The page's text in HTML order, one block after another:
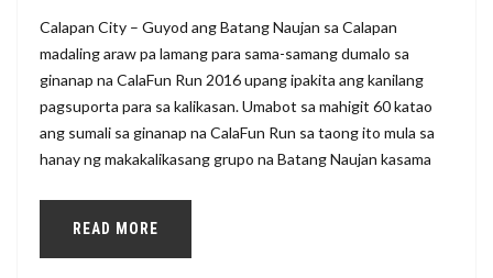
Calapan City – Guyod ang Batang Naujan sa Calapan
madaling araw pa lamang para sama-samang dumalo sa
ginanap na CalaFun Run 2016 upang ipakita ang kanilang
pagsuporta para sa kalikasan. Umabot sa mahigit 60 katao
ang sumali sa ginanap na CalaFun Run sa taong ito mula sa
hanay ng makakalikasang grupo na Batang Naujan kasama
READ MORE